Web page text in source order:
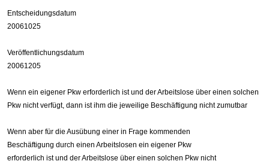
Entscheidungsdatum
20061025
Veröffentlichungsdatum
20061205
Wenn ein eigener Pkw erforderlich ist und der Arbeitslose über einen solchen
Pkw nicht verfügt, dann ist ihm die jeweilige Beschäftigung nicht zumutbar
Wenn aber für die Ausübung einer in Frage kommenden
Beschäftigung durch einen Arbeitslosen ein eigener Pkw
erforderlich ist und der Arbeitslose über einen solchen Pkw nicht